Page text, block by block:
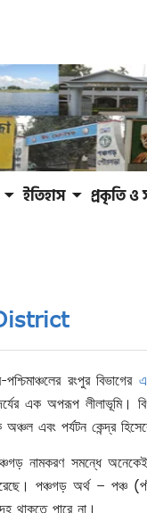
ইতিহাস প্রকৃতি ও
রংপুর বিভাগের
এক অপরূপ
এবং পর্যটন কেন্দ্র
নামকরণ সমন্ধে
পঞ্চগড় অর্থ – পঞ্চ
থাকতে পারে না।